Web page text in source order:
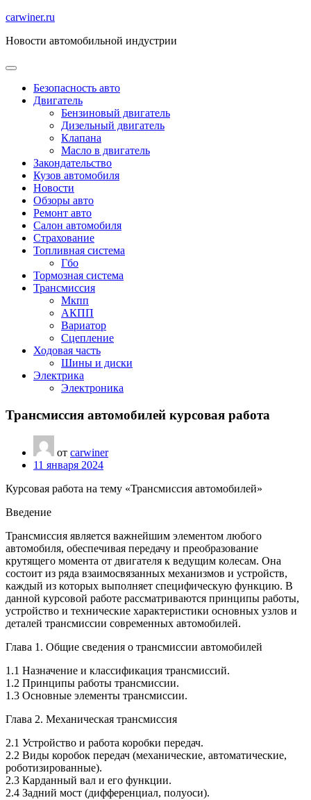
Перейти
содержимому
carwiner.ru
Новости автомобильной индустрии
Безопасность авто
Двигатель
Бензиновый двигатель
Дизельный двигатель
Клапана
Масло в двигатель
Закондательство
Кузов автомобиля
Новости
Обзоры авто
Ремонт авто
Салон автомобиля
Страхование
Топливная система
Гбо
Тормозная система
Трансмиссия
Мкпп
АКПП
Вариатор
Сцепление
Ходовая часть
Шины и диски
Электрика
Электроника
Трансмиссия автомобилей курсовая работа
от carwiner
11 января 2024
Курсовая работа на тему «Трансмиссия автомобилей»
Введение
Трансмиссия является важнейшим элементом любого
автомобиля, обеспечивая передачу и преобразование
крутящего момента от двигателя к ведущим колесам. Она
состоит из ряда взаимосвязанных механизмов и устройств,
каждый из которых выполняет специфическую функцию. В
данной курсовой работе рассматриваются принципы работы,
устройство и технические характеристики основных узлов и
деталей трансмиссии современных автомобилей.
Глава 1. Общие сведения о трансмиссии автомобилей
1.1 Назначение и классификация трансмиссий.
1.2 Принципы работы трансмиссии.
1.3 Основные элементы трансмиссии.
Глава 2. Механическая трансмиссия
2.1 Устройство и работа коробки передач.
2.2 Виды коробок передач (механические, автоматические,
роботизированные).
2.3 Карданный вал и его функции.
2.4 Задний мост (дифференциал, полуоси).